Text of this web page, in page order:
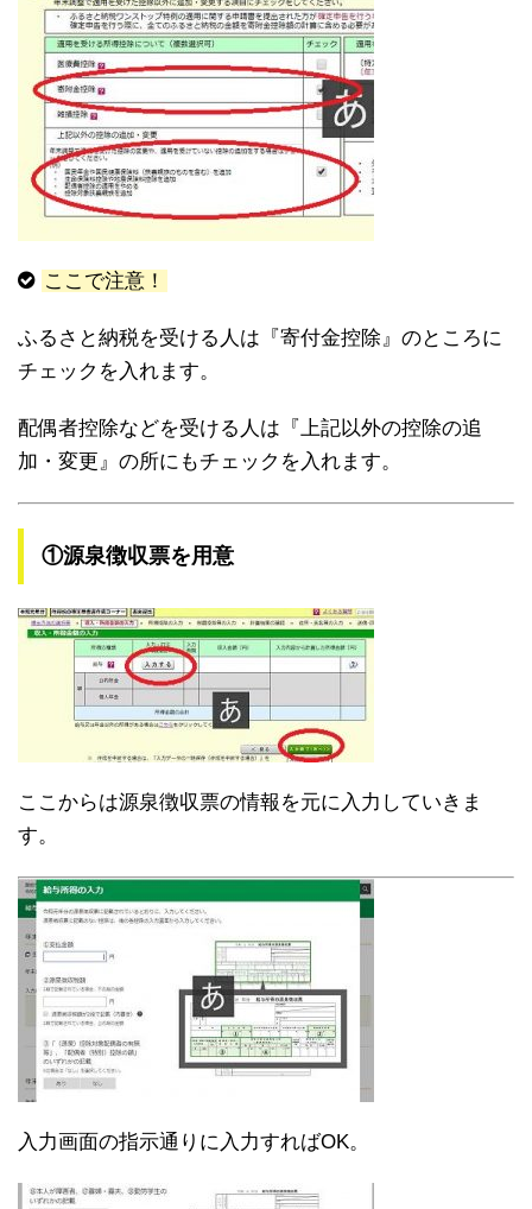
ここで注意！
ふるさと納税を受ける人は『寄付金控除』のところに
チェックを入れます。
配偶者控除などを受ける人は『上記以外の控除の追
加・変更』の所にもチェックを入れます。
①源泉徴収票を用意
ここからは源泉徴収票の情報を元に入力していきま
す。
入力画面の指示通りに入力すればOK。